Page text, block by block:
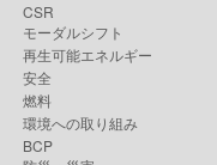
CSR
モーダルシフト
再生可能エネルギー
安全
燃料
環境への取り組み
BCP